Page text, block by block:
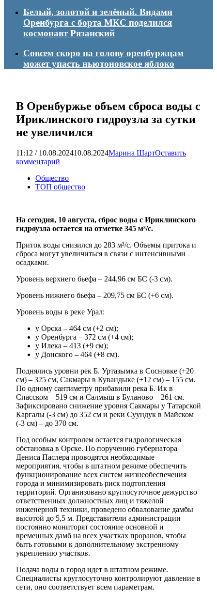
Белый, золотой и зелёный. Видами
Оренбурга с борта МКС поделился
космонавт Рязанский
Совсем скоро на голову оренбуржцам
может упасть ньютоновское яблоко
В Оренбуржье объем сброса воды с
Ириклинского гидроузла за сутки
не увеличился
11:12 / 10.08.202410.08.2024Марина ШартОставить
комментарий
Общество
ТОП общество
На сегодня, 10 августа, сброс воды с Ириклинского
гидроузла остается на отметке 345 м³/с.
Приток воды снизился до 283 м³/с. Объемы притока и
сброса могут увеличиться в связи с интенсивными
осадками.
Уровень верхнего бьефа – 244,96 см БС (-3 см).
Уровень нижнего бьефа – 209,75 см БС (+6 см).
Уровень воды в реке Урал:
у Орска – 464 см (+2 см);
у Оренбурга – 372 см (+4 см);
у Илека – 413 (+9 см);
у Донского – 464 (+8 см).
Поднялись уровни рек Б. Уртазымка в Сосновке (+20
см) – 325 см, Сакмары в Кувандыке (+12 см) – 155 см.
По одному сантиметру прибавили река Б. Ик в
Спасском – 519 см и Салмыш в Буланово – 261 см.
Зафиксировано снижение уровня Сакмары у Татарской
Каргалы (-3 см) до 352 см и реки Суундук в Майском
(-3 см) – до 370 см.
Под особым контролем остается гидрологическая
обстановка в Орске. По поручению губернатора
Дениса Паслера проводятся необходимые
мероприятия, чтобы в штатном режиме обеспечить
функционирование всех систем жизнеобеспечения
города и минимизировать риск подтопления
территорий. Организовано круглосуточное дежурство
ответственных должностных лиц и тяжелой
инженерной техники, проведено обвалование дамбы
высотой до 5,5 м. Представители администрации
постоянно мониторят состояние основной и
временных дамб на всех участках проранов, чтобы
быть готовыми к дополнительному экстренному
укреплению участков.
Подача воды в город идет в штатном режиме.
Специалисты круглосуточно контролируют давление в
сети, оно соответствует всем параметрам.